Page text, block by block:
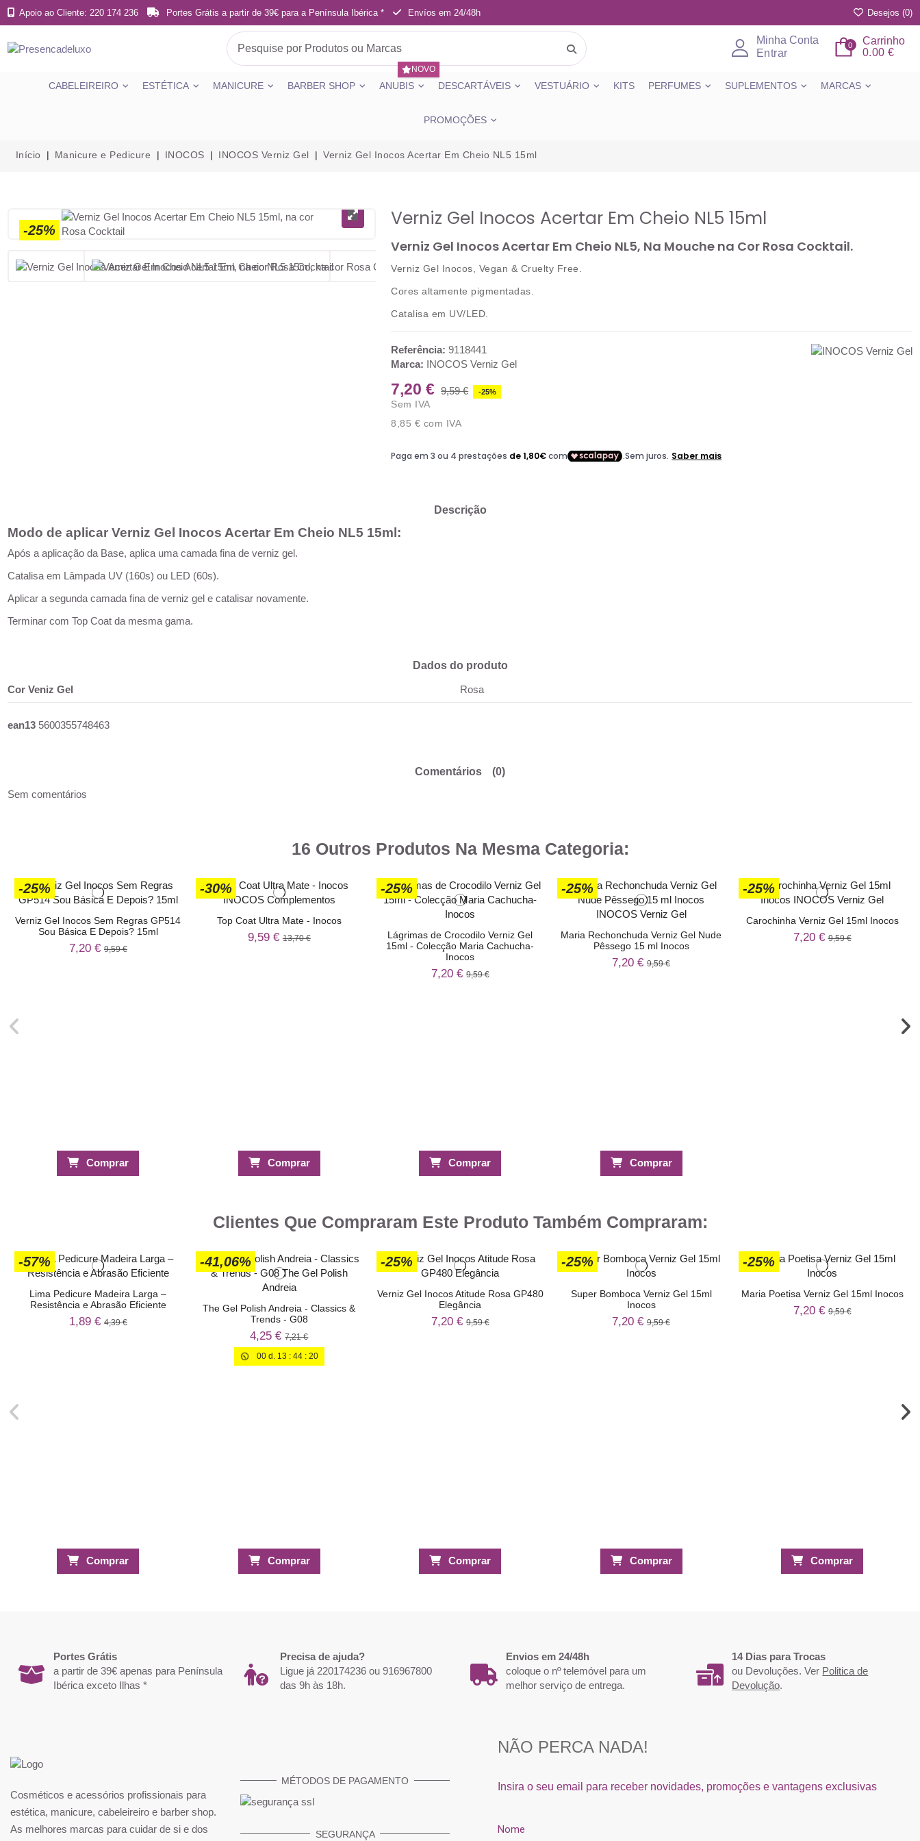
Apoio ao Cliente: 220 174 236 Portes Grátis a partir de 39€ para a Península Ibérica * Envíos em 24/48h Desejos (0)
Minha Conta
Entrar
Carrinho
0
0.00 €
CABELEIREIRO ESTÉTICA MANICURE BARBER SHOP ANUBIS
NOVO
DESCARTÁVEIS VESTUÁRIO KITS PERFUMES SUPLEMENTOS MARCAS
PROMOÇÕES
Início Manicure e Pedicure INOCOS INOCOS Verniz Gel Verniz Gel Inocos Acertar Em Cheio NL5 15ml
-25% Verniz Gel Inocos Acertar Em Cheio NL5 15ml
Verniz Gel Inocos Acertar Em Cheio NL5, Na Mouche na Cor Rosa Cocktail.
Verniz Gel Inocos, Vegan & Cruelty Free.
Cores altamente pigmentadas.
Catalisa em UV/LED.
Referência: 9118441
Marca: INOCOS Verniz Gel
7,20 € 9,59 € -25%
Sem IVA
8,85 € com IVA
Descrição
Modo de aplicar Verniz Gel Inocos Acertar Em Cheio NL5 15ml:
Após a aplicação da Base, aplica uma camada fina de verniz gel.
Catalisa em Lâmpada UV (160s) ou LED (60s).
Aplicar a segunda camada fina de verniz gel e catalisar novamente.
Terminar com Top Coat da mesma gama.
Dados do produto
Cor Veniz Gel Rosa
ean13 5600355748463
Comentários
(0)
Sem comentários
16 Outros Produtos Na Mesma Categoria:
-25%
Verniz Gel Inocos Sem Regras GP514
Sou Básica E Depois? 15ml
7,20 € 9,59 €
Comprar
-30%
Top Coat Ultra Mate - Inocos
9,59 €13,70 €
Comprar
-25%
Lágrimas de Crocodilo Verniz Gel
15ml - Colecção Maria Cachucha-
Inocos
7,20 €9,59 €
Comprar
-25%
Maria Rechonchuda Verniz Gel Nude
Pêssego 15 ml Inocos
7,20 €9,59 €
Comprar
-25%
Carochinha Verniz Gel 15ml Inocos
7,20 €9,59 €
Clientes Que Compraram Este Produto Também Compraram:
-57%
Lima Pedicure Madeira Larga –
Resistência e Abrasão Eficiente
1,89 € 4,39 €
Comprar
-41,06%
The Gel Polish Andreia - Classics &
Trends - G08
4,25 €7,21 €
00d. 13 : 44: 19
Comprar
-25%
Verniz Gel Inocos Atitude Rosa GP480
Elegância
7,20 €9,59 €
Comprar
-25%
Super Bomboca Verniz Gel 15ml
Inocos
7,20 €9,59 €
Comprar
-25%
Maria Poetisa Verniz Gel 15ml Inocos
7,20 €9,59 €
Comprar
Portes Grátis
a partir de 39€ apenas para Península
Ibérica exceto Ilhas *
Precisa de ajuda?
Ligue já 220174236 ou 916967800
das 9h às 18h.
Envios em 24/48h
coloque o nº telemóvel para um
melhor serviço de entrega.
14 Dias para Trocas
ou Devoluções. Ver Politica de
Devolução.
Cosméticos e acessórios profissionais para
estética, manicure, cabeleireiro e barber shop.
As melhores marcas para cuidar de si e dos
MÉTODOS DE PAGAMENTO
SEGURANÇA